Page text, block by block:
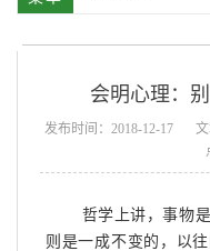
会明心理：
发布时间：2018-12-17
哲学上讲，事物
则是一成不变的，以